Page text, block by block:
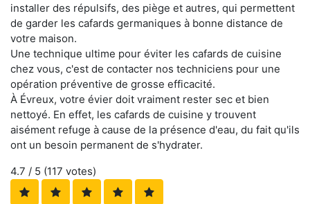
installer des répulsifs, des piège et autres, qui permettent
de garder les cafards germaniques à bonne distance de
votre maison.
Une technique ultime pour éviter les cafards de cuisine
chez vous, c'est de contacter nos techniciens pour une
opération préventive de grosse efficacité.
À Évreux, votre évier doit vraiment rester sec et bien
nettoyé. En effet, les cafards de cuisine y trouvent
aisément refuge à cause de la présence d'eau, du fait qu'ils
ont un besoin permanent de s'hydrater.
4.7 / 5 (117 votes)